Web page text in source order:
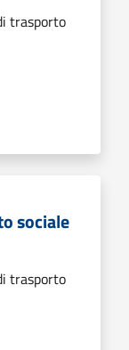
trasporto
sociale
trasporto